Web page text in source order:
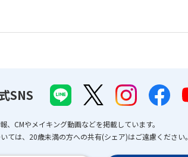
SNS
、CMやメイキング動画などを掲載しています。
ては、20歳未満の方への共有(シェア)はご遠慮ください。